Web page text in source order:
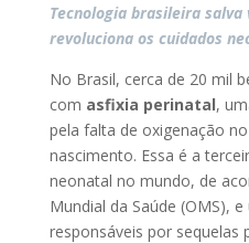
Tecnologia brasileira
revoluciona os cuidados
No Brasil, cerca de 20 mil
com asfixia perinatal,
pela falta de oxigenação
nascimento. Essa é a
neonatal no mundo, de
Mundial da Saúde (OMS),
responsáveis por sequelas